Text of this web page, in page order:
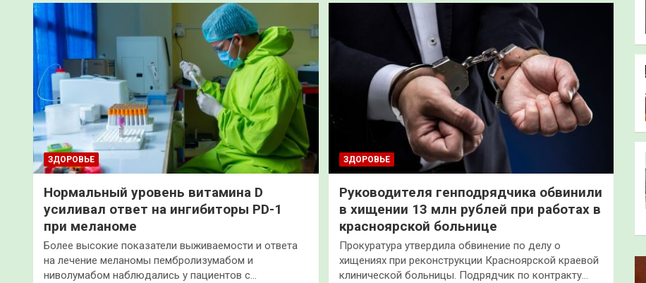
ЗДОРОВЬЕ
Нормальный уровень витамина D
усиливал ответ на ингибиторы PD-1
при меланоме
Более высокие показатели выживаемости и ответа
на лечение меланомы пембролизумабом и
ниволумабом наблюдались у пациентов с…
ЗДОРОВЬЕ
Руководителя генподрядчика обвинили
в хищении 13 млн рублей при работах в
красноярской больнице
Прокуратура утвердила обвинение по делу о
хищениях при реконструкции Красноярской краевой
клинической больницы. Подрядчик по контракту…